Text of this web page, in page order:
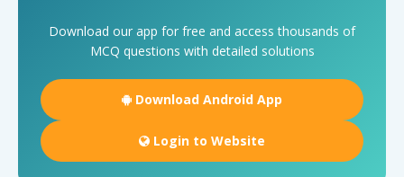
Download our app for free and access thousands of
MCQ questions with detailed solutions
Download Android App
Login to Website